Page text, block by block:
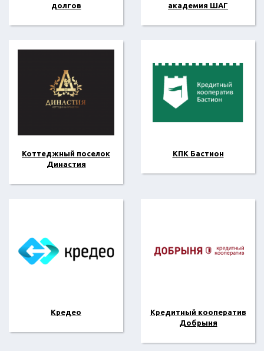
долгов
академия ШАГ
Коттеджный поселок
Династия
КПК Бастион
Кредео
Кредитный кооператив
Добрыня